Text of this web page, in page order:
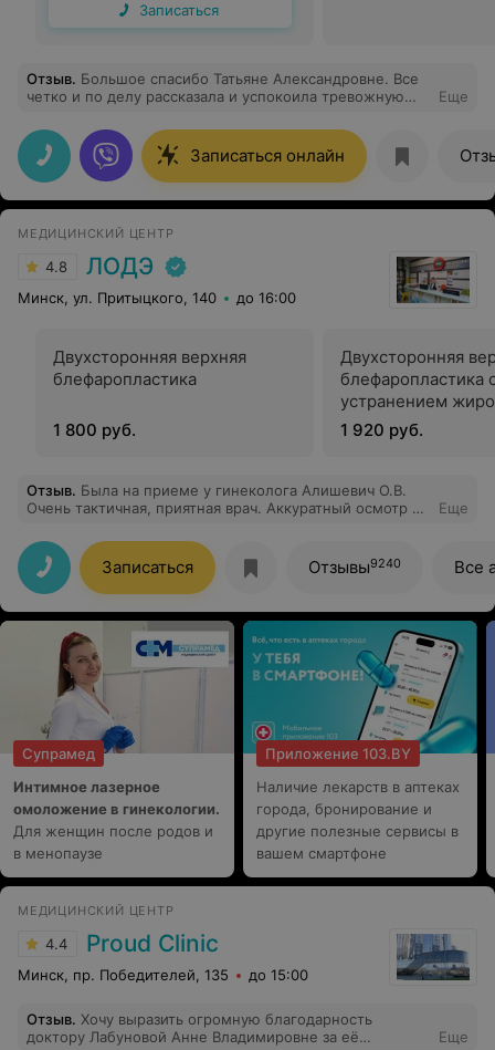
Записаться
Отзыв. Большое спасибо Татьяне Александровне. Все
четко и по делу рассказала и успокоила тревожную
Еще
Записаться онлайн
МЕДИЦИНСКИЙ ЦЕНТР
4.8 ЛОДЭ
Минск, ул. Притыцкого, 140 до 16:00
Двухсторонняя верхняя
блефаропластика
1 800 руб.
Двухсторонняя
блефаропластика
устранением
1 920 руб.
Отзыв. Была на приеме у гинеколога Алишевич О.В.
Очень тактичная, приятная врач. Аккуратный осмотр и
Еще
Записаться Отзывы9240 Все
Супрамед
Интимное лазерное
омоложение в гинекологии.
Для женщин после родов и
в менопаузе
Приложение 103.BY
Наличие лекарств в аптеках
города, бронирование и
другие полезные сервисы в
вашем смартфоне
МЕДИЦИНСКИЙ ЦЕНТР
4.4 Proud Clinic
Минск, пр. Победителей, 135 до 15:00
Отзыв. Хочу выразить огромную благодарность
доктору Лабуновой Анне Владимировне за её
Еще